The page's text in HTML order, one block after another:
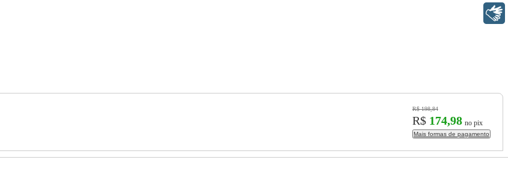
R$ 198,84
R$ 174,98 no pix
Mais formas de pagamento